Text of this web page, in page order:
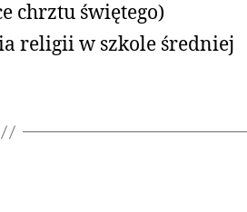
chrztu świętego)
religii w szkole średniej